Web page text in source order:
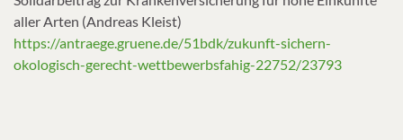
aller Arten (Andreas Kleist)
https://antraege.gruene.de/51bdk/zukunft-sichern-
okologisch-gerecht-wettbewerbsfahig-22752/23793